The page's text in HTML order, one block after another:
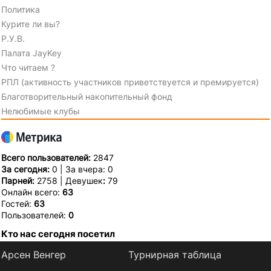
Политика
Курите ли вы?
Р.У.В.
Палата JayKey
Что читаем ?
РПЛ (активность участников приветствуется и премируется)
Благотворительный накопительный фонд
Нелюбимые клубы
Всего пользователей: 2847
За сегодня: 0 | За вчера: 0
Парней: 2758 | Девушек: 79
Онлайн всего: 63
Гостей: 63
Пользователей: 0
Кто нас сегодня посетил
Арсен Венгер
Турнирная таблица